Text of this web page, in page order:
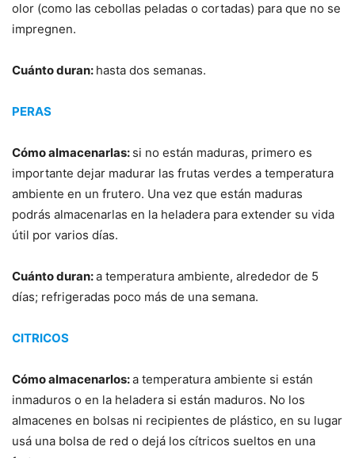
olor (como las cebollas peladas o cortadas) para que no se
impregnen.
Cuánto duran: hasta dos semanas.
PERAS
Cómo almacenarlas: si no están maduras, primero es
importante dejar madurar las frutas verdes a temperatura
ambiente en un frutero. Una vez que están maduras
podrás almacenarlas en la heladera para extender su vida
útil por varios días.
Cuánto duran:a temperatura ambiente, alrededor de 5
días; refrigeradas poco más de una semana.
CITRICOS
Cómo almacenarlos:a temperatura ambiente si están
inmaduros o en la heladera si están maduros. No los
almacenes en bolsas ni recipientes de plástico, en su lugar
usá una bolsa de red o dejá los cítricos sueltos en una